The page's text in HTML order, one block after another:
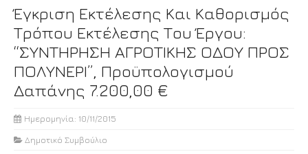
Έγκριση Εκτέλεσης Και Καθορισμός
Τρόπου Εκτέλεσης Του Έργου:
“ΣΥΝΤΗΡΗΣΗ ΑΓΡΟΤΙΚΗΣ ΟΔΟΥ ΠΡΟΣ
ΠΟΛΥΝΕΡΙ”, Προϋπολογισμού
Δαπάνης 7.200,00 €
Ημερομηνία: 10/11/2015
Δημοτικό Συμβούλιο